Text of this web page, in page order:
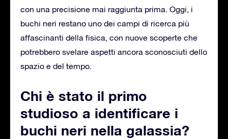
con una precisione mai raggiunta prima. Oggi, i
buchi neri restano uno dei campi di ricerca più
affascinanti della fisica, con nuove scoperte che
potrebbero svelare aspetti ancora sconosciuti dello
spazio e del tempo.
Chi è stato il primo
studioso a identificare i
buchi neri nella galassia?